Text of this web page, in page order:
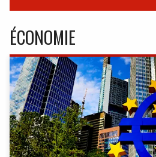
ÉCONOMIE